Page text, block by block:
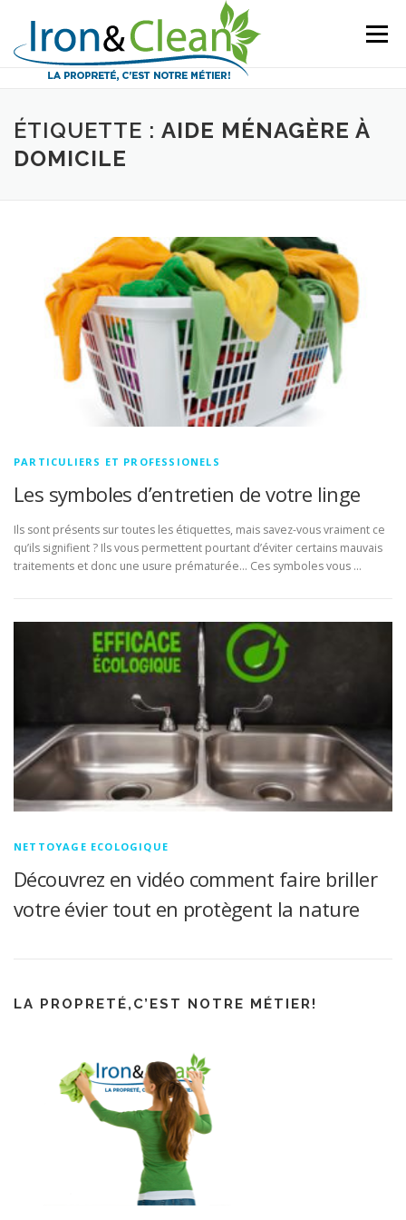
contenu
Menu
ÉTIQUETTE : AIDE MÉNAGÈRE À
DOMICILE
PARTICULIERS ET PROFESSIONELS
Les symboles d’entretien de votre linge
Ils sont présents sur toutes les étiquettes, mais savez-vous vraiment ce
qu’ils signifient ? Ils vous permettent pourtant d’éviter certains mauvais
traitements et donc une usure prématurée… Ces symboles vous …
NETTOYAGE ECOLOGIQUE
Découvrez en vidéo comment faire briller
votre évier tout en protègent la nature
LA PROPRETÉ,C’EST NOTRE MÉTIER!